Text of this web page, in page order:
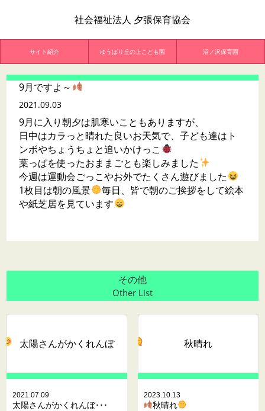
社会福祉法人 夕張保育協会
サイト紹介 ゆうばり丘の上こども園 沼ノ沢保育園
9月ですよ～
2021.09.03
9月に入り朝夕は肌寒いこともありますが、
日中はカラっと晴れた良いお天気で、子ども達はト
ンボやちょうちょと追いかけっこ
葉っぱを使ったおままごとも楽しみました
今週は運動会ごっこやお外でたくさん遊びました
1枚目は朝の風景
毎日、皆で朝のご挨拶をして絵本
や紙芝居を見ています
その他
Other List
太陽さんがかくれんぼ
2021.07.09
太陽さんがかくれんぼ･･･
秋晴れ
2023.10.13
秋晴れ